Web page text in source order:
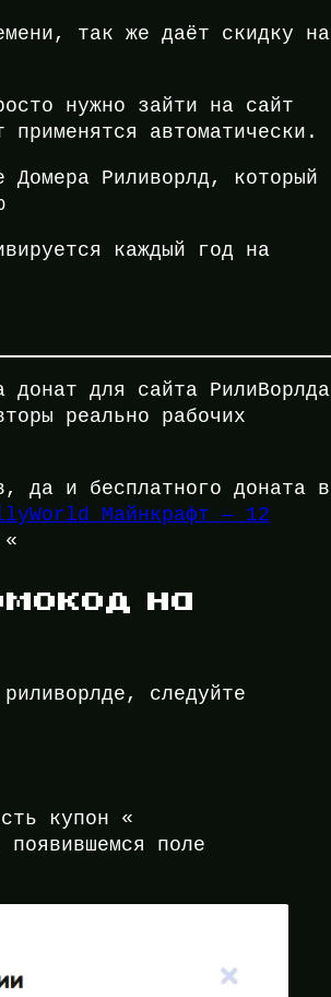
так же даёт скидку на
нужно зайти на сайт
автоматически.
Домера Риливорлд, который
каждый год на
для сайта РилиВорлда
реально рабочих
да и бесплатного доната в
Майнкрафт — 12
«
на
следуйте
купон «
поле